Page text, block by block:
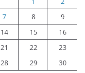
7 8
9
14 15
16
21 22
23
28 29
30